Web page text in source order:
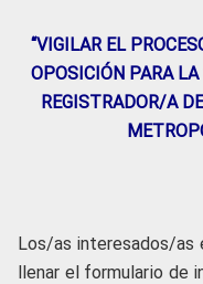
“VIGILAR EL
OPOSICIÓN PARA
REGISTRADOR/A
Los/as interesados/as
llenar el formulario de